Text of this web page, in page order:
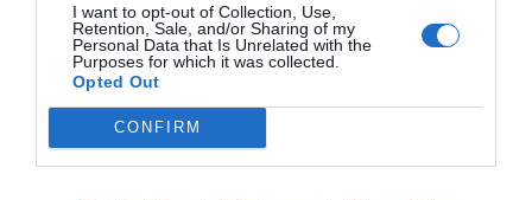
I want to opt-out of Collection, Use,
Retention, Sale, and/or Sharing of my
Personal Data that Is Unrelated with the
Purposes for which it was collected.
Opted Out
CONFIRM
WTA